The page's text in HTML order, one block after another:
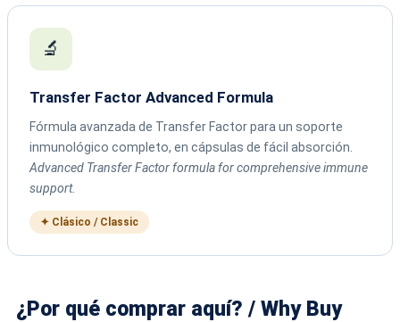
🔬
Transfer Factor Advanced Formula
Fórmula avanzada de Transfer Factor para un soporte
inmunológico completo, en cápsulas de fácil absorción.
Advanced Transfer Factor formula for comprehensive immune
support.
✦ Clásico / Classic
¿Por qué comprar aquí? / Why Buy